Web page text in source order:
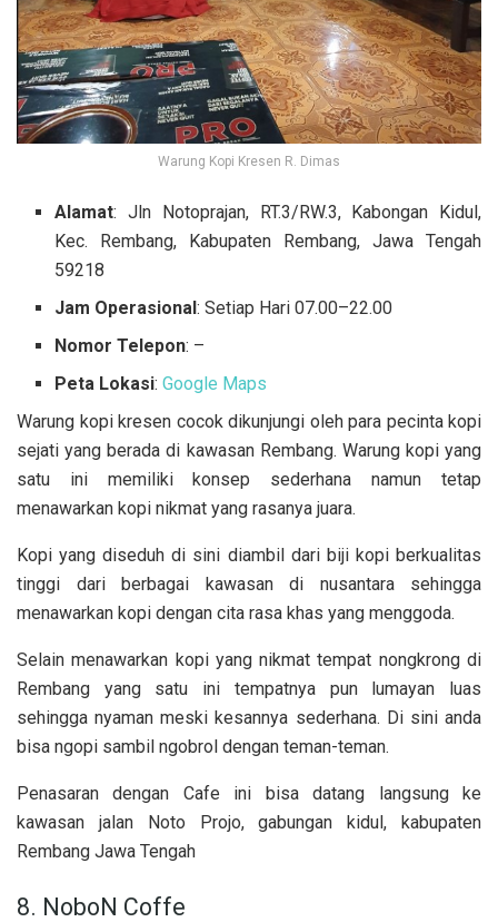
Warung Kopi Kresen R. Dimas
Alamat: Jln Notoprajan, RT.3/RW.3, Kabongan Kidul,
Kec. Rembang, Kabupaten Rembang, Jawa Tengah
59218
Jam Operasional: Setiap Hari 07.00–22.00
Nomor Telepon: –
Peta Lokasi:Google Maps
Warung kopi kresen cocok dikunjungi oleh para pecinta kopi
sejati yang berada di kawasan Rembang. Warung kopi yang
satu ini memiliki konsep sederhana namun tetap
menawarkan kopi nikmat yang rasanya juara.
Kopi yang diseduh di sini diambil dari biji kopi berkualitas
tinggi dari berbagai kawasan di nusantara sehingga
menawarkan kopi dengan cita rasa khas yang menggoda.
Selain menawarkan kopi yang nikmat tempat nongkrong di
Rembang yang satu ini tempatnya pun lumayan luas
sehingga nyaman meski kesannya sederhana. Di sini anda
bisa ngopi sambil ngobrol dengan teman-teman.
Penasaran dengan Cafe ini bisa datang langsung ke
kawasan jalan Noto Projo, gabungan kidul, kabupaten
Rembang Jawa Tengah
8. NoboN Coffe